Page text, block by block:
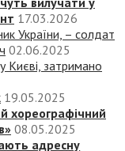
17.03.2026
України, – солдат
02.06.2025
Києві, затримано
19.05.2025
хореографічний
08.05.2025
адресну